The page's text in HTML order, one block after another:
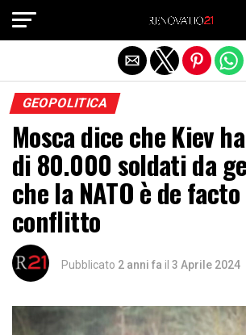
GEOPOLITICA
Mosca dice che Kiev
di 80.000 soldati da
che la NATO è de
conflitto
Pubblicato 2 anni fa il 3 Aprile 2024
Exit mobile version